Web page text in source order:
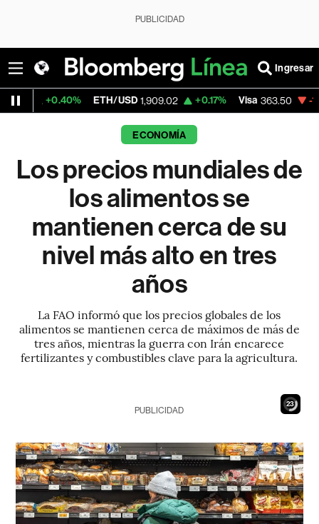
PUBLICIDAD
Ingresar
ETH/USD 1,909.02 +0.17% Visa 363.50 -1.88%
ECONOMÍA
Los precios mundiales de
los alimentos se
mantienen cerca de su
nivel más alto en tres
años
La FAO informó que los precios globales de los
alimentos se mantienen cerca de máximos de más de
tres años, mientras la guerra con Irán encarece
fertilizantes y combustibles clave para la agricultura.
21
PUBLICIDAD